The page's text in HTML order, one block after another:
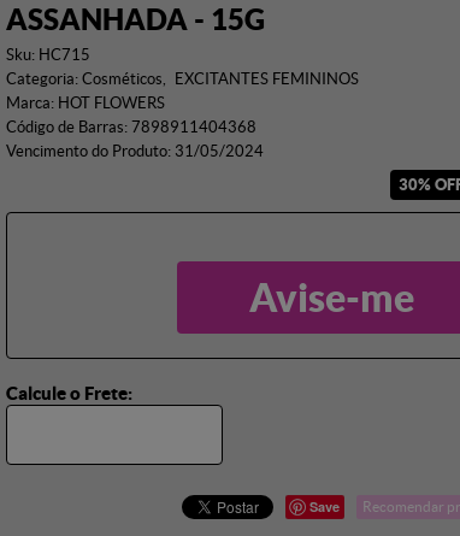
ASSANHADA - 15G
Sku: HC715
Categoria: Cosméticos
EXCITANTES FEMININOS
Marca: HOT FLOWERS
Código de Barras: 7898911404368
Vencimento do Produto: 31/05/2024
30%
Avise-me
Calcule o Frete:
Save Recomendar